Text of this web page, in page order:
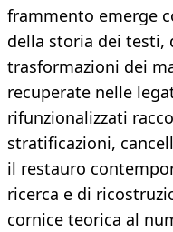
frammento emerge
della storia dei testi,
trasformazioni dei
recuperate nelle
rifunzionalizzati
stratificazioni,
il restauro
ricerca e di
cornice teorica al